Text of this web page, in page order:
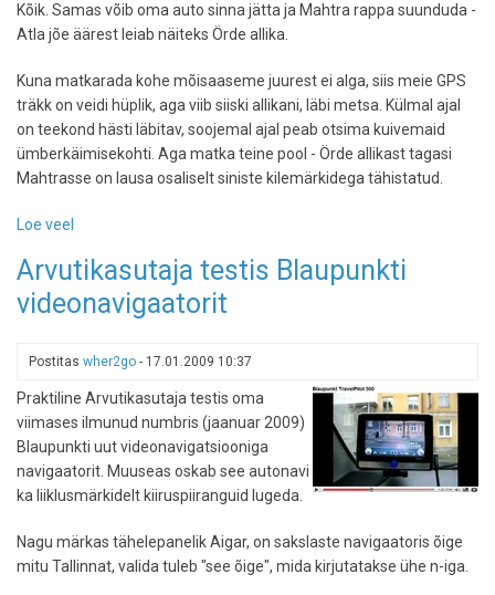
Kõik. Samas võib oma auto sinna jätta ja Mahtra rappa suunduda -
Atla jõe äärest leiab näiteks Örde allika.
Kuna matkarada kohe mõisaaseme juurest ei alga, siis meie GPS
träkk on veidi hüplik, aga viib siiski allikani, läbi metsa. Külmal ajal
on teekond hästi läbitav, soojemal ajal peab otsima kuivemaid
ümberkäimisekohti. Aga matka teine pool - Örde allikast tagasi
Mahtrasse on lausa osaliselt siniste kilemärkidega tähistatud.
Loe veel
Mahtrast
Örde
Arvutikasutaja testis Blaupunkti
videonavigaatorit
Postitas wher2go - 17.01.2009 10:37
Praktiline Arvutikasutaja testis oma
viimases ilmunud numbris (jaanuar 2009)
Blaupunkti uut videonavigatsiooniga
navigaatorit. Muuseas oskab see autonavi
ka liiklusmärkidelt kiiruspiiranguid lugeda.
Nagu märkas tähelepanelik Aigar, on sakslaste navigaatoris õige
mitu Tallinnat, valida tuleb "see õige", mida kirjutatakse ühe n-iga.